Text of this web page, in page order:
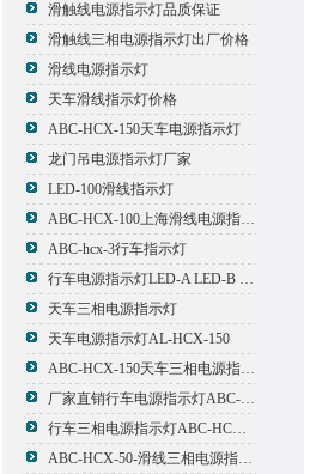
滑触线电源指示灯品质保证
滑触线三相电源指示灯出厂价格
滑线电源指示灯
天车滑线指示灯价格
ABC-HCX-150天车电源指示灯
龙门吊电源指示灯厂家
LED-100滑线指示灯
ABC-HCX-100上海滑线电源指示灯厂家
ABC-hcx-3行车指示灯
行车电源指示灯LED-A LED-B LED-C
天车三相电源指示灯
天车电源指示灯AL-HCX-150
ABC-HCX-150天车三相电源指示灯出厂价格
厂家直销行车电源指示灯ABC-HCX-150
行车三相电源指示灯ABC-HCX-150
ABC-HCX-50-滑线三相电源指示灯厂家